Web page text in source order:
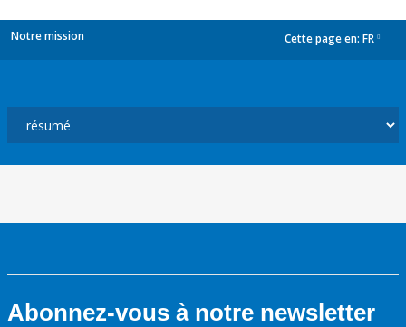
Notre mission Cette page en: FR
Abonnez-vous à notre newsletter